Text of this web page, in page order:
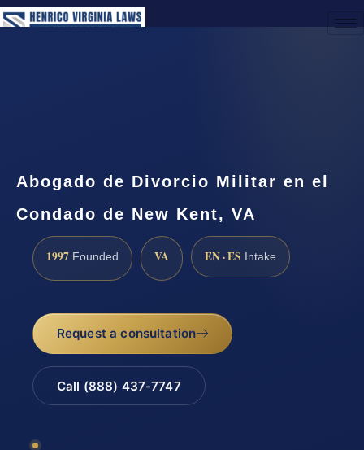
Abogado de Divorcio Militar en el
Condado de New Kent, VA
1997 Founded VA EN · ES Intake
Request a consultation
Call (888) 437-7747